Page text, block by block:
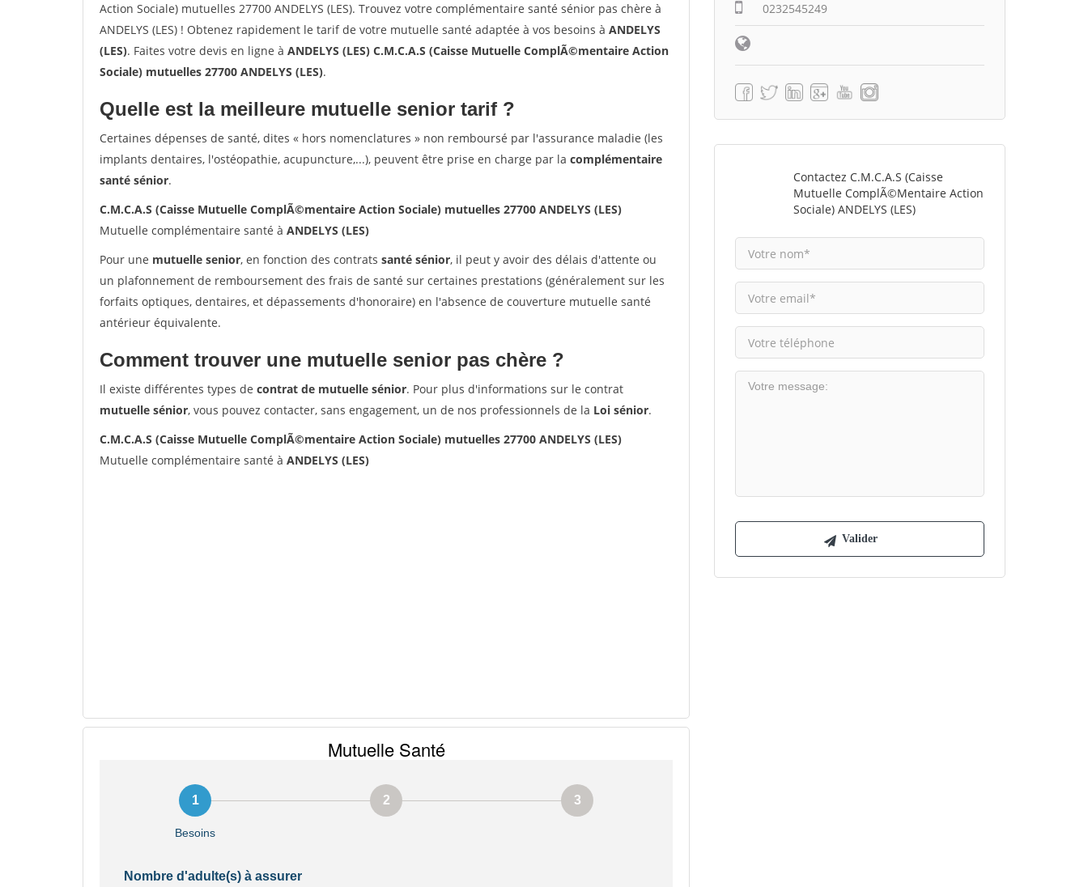
Action Sociale) mutuelles 27700 ANDELYS (LES). Trouvez votre complémentaire santé sénior pas chère à
ANDELYS (LES) ! Obtenez rapidement le tarif de votre mutuelle santé adaptée à vos besoins à ANDELYS
(LES). Faites votre devis en ligne à ANDELYS (LES) C.M.C.A.S (Caisse Mutuelle ComplÃ©mentaire Action
Sociale) mutuelles 27700 ANDELYS (LES).
Quelle est la meilleure mutuelle senior tarif ?
Certaines dépenses de santé, dites « hors nomenclatures » non remboursé par l'assurance maladie (les
implants dentaires, l'ostéopathie, acupuncture,...), peuvent être prise en charge par la complémentaire
santé sénior.
C.M.C.A.S (Caisse Mutuelle ComplÃ©mentaire Action Sociale) mutuelles 27700 ANDELYS (LES)
Mutuelle complémentaire santé à ANDELYS (LES)
Pour une mutuelle senior, en fonction des contrats santé sénior, il peut y avoir des délais d'attente ou
un plafonnement de remboursement des frais de santé sur certaines prestations (généralement sur les
forfaits optiques, dentaires, et dépassements d'honoraire) en l'absence de couverture mutuelle santé
antérieur équivalente.
Comment trouver une mutuelle senior pas chère ?
Il existe différentes types de contrat de mutuelle sénior. Pour plus d'informations sur le contrat
mutuelle sénior, vous pouvez contacter, sans engagement, un de nos professionnels de la Loi sénior.
C.M.C.A.S (Caisse Mutuelle ComplÃ©mentaire Action Sociale) mutuelles 27700 ANDELYS (LES)
Mutuelle complémentaire santé à ANDELYS (LES)
0232545249
Contactez C.M.C.A.S (Caisse
Mutuelle ComplÃ©mentaire Action
Sociale) ANDELYS (LES)